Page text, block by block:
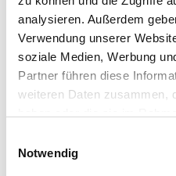
analysieren. Außerdem
Verwendung unserer
soziale Medien, Werbung
Partner führen diese
weiteren Daten zusammen,
Notwendig
M
D M D F
D
F S S M
S
S M D M
D
M D F S
D
F S S M
M